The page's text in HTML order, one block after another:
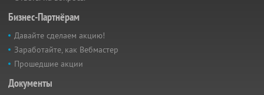
Бизнес-Партнёрам
Давайте сделаем акцию!
Заработайте, как Вебмастер
Прошедшие акции
Документы